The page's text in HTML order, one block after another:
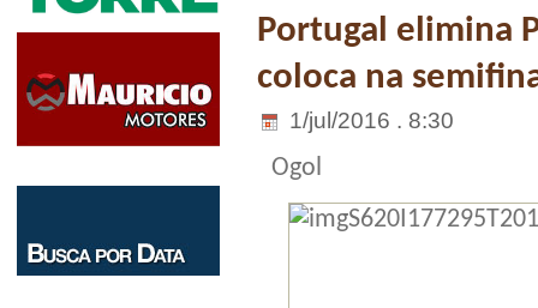
Portugal elimina
coloca na
1/jul/2016 . 8:30
Ogol